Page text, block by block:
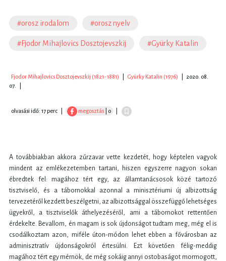
#orosz irodalom #orosz nyelv
#Fjodor Mihajlovics Dosztojevszkij #Gyürky Katalin
Fjodor Mihajlovics Dosztojevszkij (1821- 1881) Gyürky Katalin (1976)
2020. 08.
07.
olvasási idő: 17 perc megosztás | 0
A továbbiakban akkora zűrzavar vette kezdetét, hogy képtelen vagyok
mindent az emlékezetemben tartani, hiszen egyszerre nagyon sokan
ébredtek fel: magához tért egy, az államtanácsosok közé tartozó
tisztviselő, és a tábornokkal azonnal a minisztériumi új albizottság
tervezetéről kezdett beszélgetni, az albizottsággal összefüggő lehetséges
ügyekről, a tisztviselők áthelyezéséről, ami a tábornokot rettentően
érdekelte. Bevallom, én magam is sok újdonságot tudtam meg, még el is
csodálkoztam azon, miféle úton-módon lehet ebben a fővárosban az
adminisztratív újdonságokról értesülni. Ezt követően félig-meddig
magához tért egy mérnök, de még sokáig annyi ostobaságot mormogott,